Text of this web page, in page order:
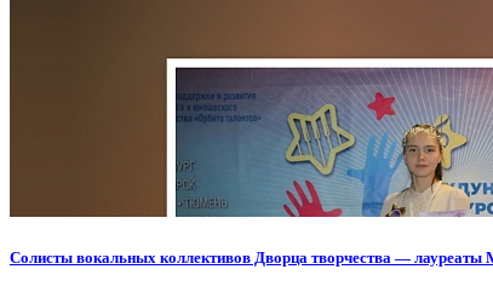
Солисты вокальных коллективов Дворца творчества —